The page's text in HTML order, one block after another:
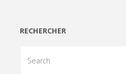
RECHERCHER